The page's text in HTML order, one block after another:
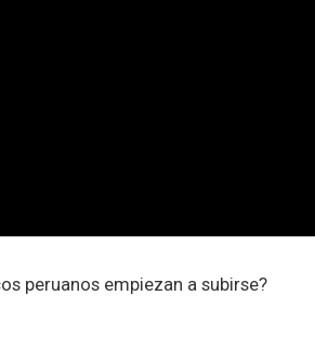
peruanos empiezan a subirse?